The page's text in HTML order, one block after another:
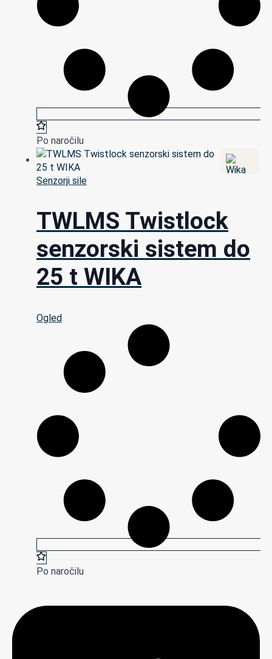
Po naročilu
Senzorji sile
TWLMS Twistlock
senzorski sistem do
25 t WIKA
Ogled
Po naročilu